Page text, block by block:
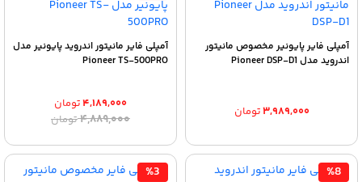
آمپلی فایر پایونیر مخصوص مانیتور
اندروید مدل Pioneer DSP-D1
۳,۹۸۹,۰۰۰تومان
آمپلی فایر مانیتور اندروید پایونیر مدل
Pioneer TS-500PRO
۴,۸۸۹,۰۰۰تومانقیمت
۴,۸۸۹,۰۰۰ تومان
بود.
۴,۱۸۹,۰۰۰تومان
قیمت
۴,۱۸۹,۰۰۰ تومان.
%8
%3